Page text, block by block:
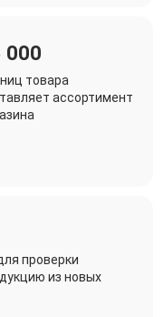
000
товара
ассортимент
проверки
из новых